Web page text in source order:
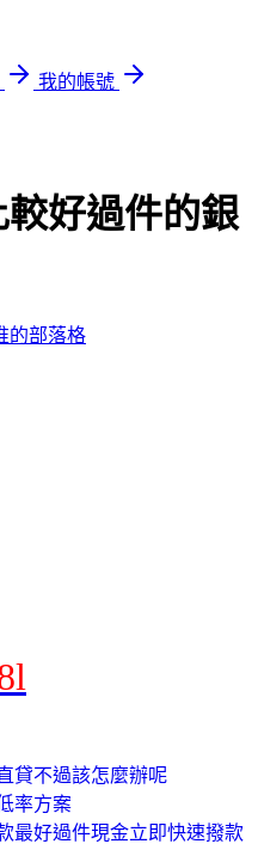
我的帳號
好過件的銀
的部落格
貸不過該怎麼辦呢
率方案
最好過件現金立即快速撥款